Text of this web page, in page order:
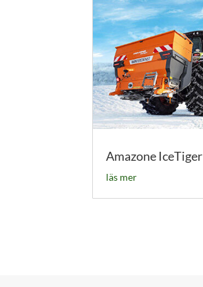
Amazone IceTiger
läs mer